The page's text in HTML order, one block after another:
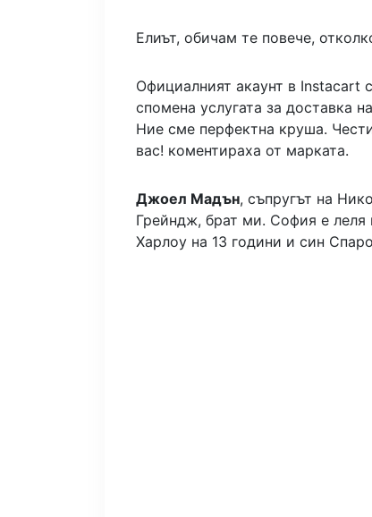
Елиът, обичам те повече,
Официалният акаунт в Instacart
спомена услугата за доставка
Ние сме перфектна круша.
вас! коментираха от марката.
Джоел Мадън, съпругът на
Грейндж, брат ми. София е леля
Харлоу на 13 години и син